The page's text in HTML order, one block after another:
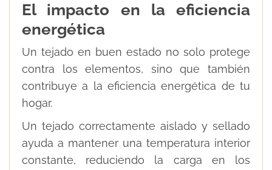
El impacto en la eficiencia
energética
Un tejado en buen estado no solo protege
contra los elementos, sino que también
contribuye a la eficiencia energética de tu
hogar.
Un tejado correctamente aislado y sellado
ayuda a mantener una temperatura interior
constante, reduciendo la carga en los